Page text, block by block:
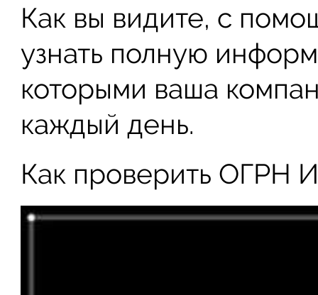
Как вы видите, с
узнать полную
которыми ваша
каждый день.
Как проверить ОГРН